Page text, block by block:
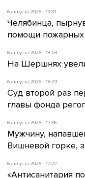
6 августа 2026 - 19:31
Челябинца,
помощи пожарных
6 августа 2026 - 18:53
На Шершнях
6 августа 2026 - 18:29
Суд второй раз
главы фонда
6 августа 2026 - 17:36
Мужчину,
Вишневой горке,
6 августа 2026 - 17:22
«Антисанитария